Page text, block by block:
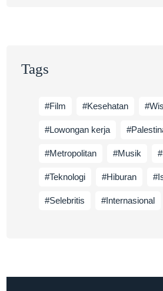
Tags
#Film #Kesehatan
#Lowongan kerja
#Metropolitan #Musik
#Teknologi #Hiburan
#Selebritis #Internasional